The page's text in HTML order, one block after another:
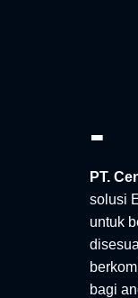
-
PT.
solusi
untuk
bagi